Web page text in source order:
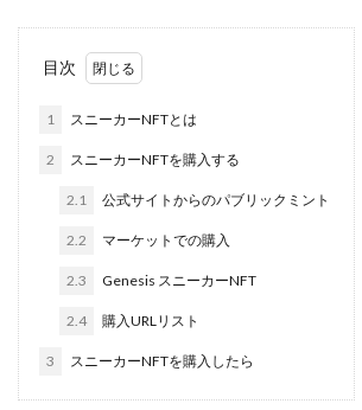
目次
1 スニーカーNFTとは
2 スニーカーNFTを購入する
2.1 公式サイトからのパブリックミント
2.2 マーケットでの購入
2.3 Genesis スニーカーNFT
2.4 購入URLリスト
3 スニーカーNFTを購入したら